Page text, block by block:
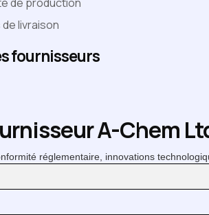
livraison
fournisseurs
A-Chem
réglementaire, innovations